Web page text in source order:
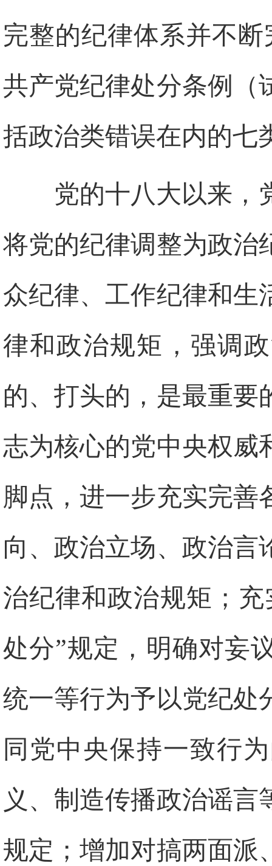
完整的纪律体系并不
共产党纪律处分条例（
括政治类错误在内的七
党的十八大以来，
将党的纪律调整为政治
众纪律、工作纪律和生
律和政治规矩，强调
的、打头的，是最重要
志为核心的党中央权威
脚点，进一步充实完善
向、政治立场、政治言
治纪律和政治规矩；
处分”规定，明确对妄
统一等行为予以党纪处
同党中央保持一致行
义、制造传播政治谣
规定；增加对搞两面派